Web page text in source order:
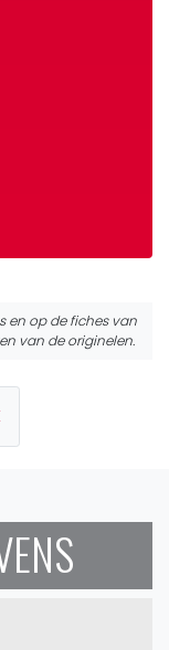
en op de fiches van
van de originelen.